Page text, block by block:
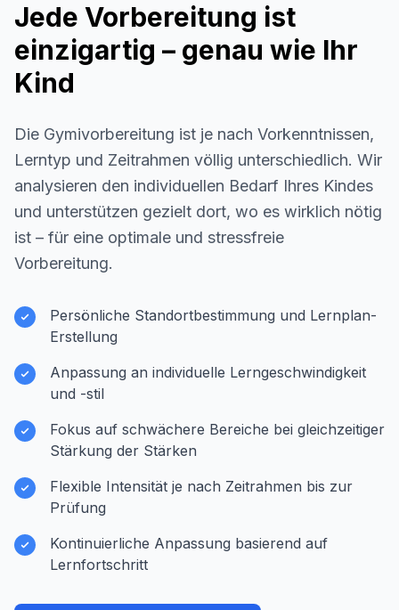
Jede Vorbereitung ist
einzigartig – genau wie Ihr
Kind
Die Gymivorbereitung ist je nach Vorkenntnissen,
Lerntyp und Zeitrahmen völlig unterschiedlich. Wir
analysieren den individuellen Bedarf Ihres Kindes
und unterstützen gezielt dort, wo es wirklich nötig
ist – für eine optimale und stressfreie
Vorbereitung.
Persönliche Standortbestimmung und Lernplan-
Erstellung
Anpassung an individuelle Lerngeschwindigkeit
und -stil
Fokus auf schwächere Bereiche bei gleichzeitiger
Stärkung der Stärken
Flexible Intensität je nach Zeitrahmen bis zur
Prüfung
Kontinuierliche Anpassung basierend auf
Lernfortschritt